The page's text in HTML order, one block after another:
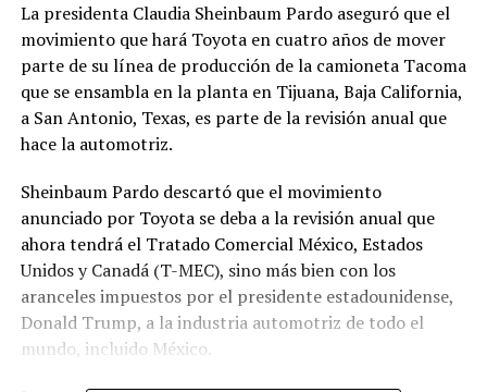
La presidenta Claudia Sheinbaum Pardo aseguró que el
movimiento que hará Toyota en cuatro años de mover
parte de su línea de producción de la camioneta Tacoma
que se ensambla en la planta en Tijuana, Baja California,
a San Antonio, Texas, es parte de la revisión anual que
hace la automotriz.
Sheinbaum Pardo descartó que el movimiento
anunciado por Toyota se deba a la revisión anual que
ahora tendrá el Tratado Comercial México, Estados
Unidos y Canadá (T-MEC), sino más bien con los
aranceles impuestos por el presidente estadounidense,
Donald Trump, a la industria automotriz de todo el
mundo, incluido México.